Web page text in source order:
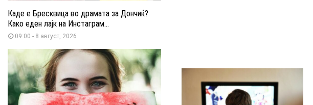
Каде е Бресквица во драмата за Дончиќ?
Како еден лајк на Инстаграм...
09:00 - 8 август, 2026